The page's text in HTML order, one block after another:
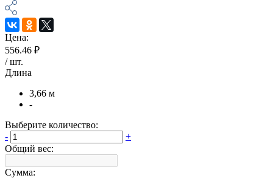
Цена:
556.46 ₽
/шт.
Длина
3,66 м
-
Выберите количество:
-
+
Общий вес:
Сумма: